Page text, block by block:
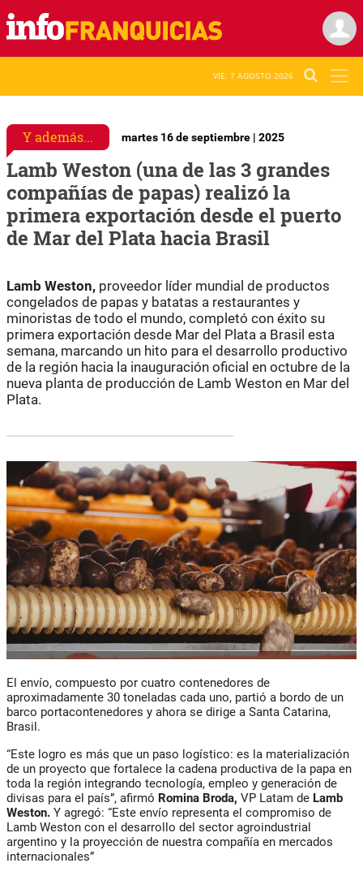
VIE. 7 AGOSTO 2026
Y además... martes 16 de septiembre | 2025
Lamb Weston (una de las 3 grandes
compañías de papas) realizó la
primera exportación desde el puerto
de Mar del Plata hacia Brasil
Lamb Weston, proveedor líder mundial de productos
congelados de papas y batatas a restaurantes y
minoristas de todo el mundo, completó con éxito su
primera exportación desde Mar del Plata a Brasil esta
semana, marcando un hito para el desarrollo productivo
de la región hacia la inauguración oficial en octubre de la
nueva planta de producción de Lamb Weston en Mar del
Plata.
El envío, compuesto por cuatro contenedores de
aproximadamente 30 toneladas cada uno, partió a bordo de un
barco portacontenedores y ahora se dirige a Santa Catarina,
Brasil.
“Este logro es más que un paso logístico: es la materialización
de un proyecto que fortalece la cadena productiva de la papa en
toda la región integrando tecnología, empleo y generación de
divisas para el país”, afirmó Romina Broda, VP Latam de Lamb
Weston. Y agregó: “Este envío representa el compromiso de
Lamb Weston con el desarrollo del sector agroindustrial
argentino y la proyección de nuestra compañía en mercados
internacionales”